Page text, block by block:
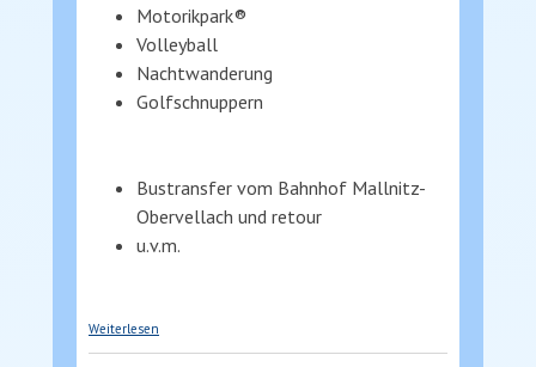
Motorikpark®
Volleyball
Nachtwanderung
Golfschnuppern
Bustransfer vom Bahnhof Mallnitz-
Obervellach und retour
u.v.m.
Weiterlesen